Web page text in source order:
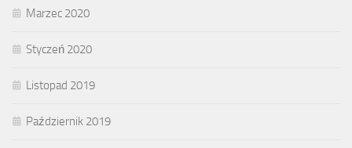
Marzec 2020
Styczeń 2020
Listopad 2019
Październik 2019